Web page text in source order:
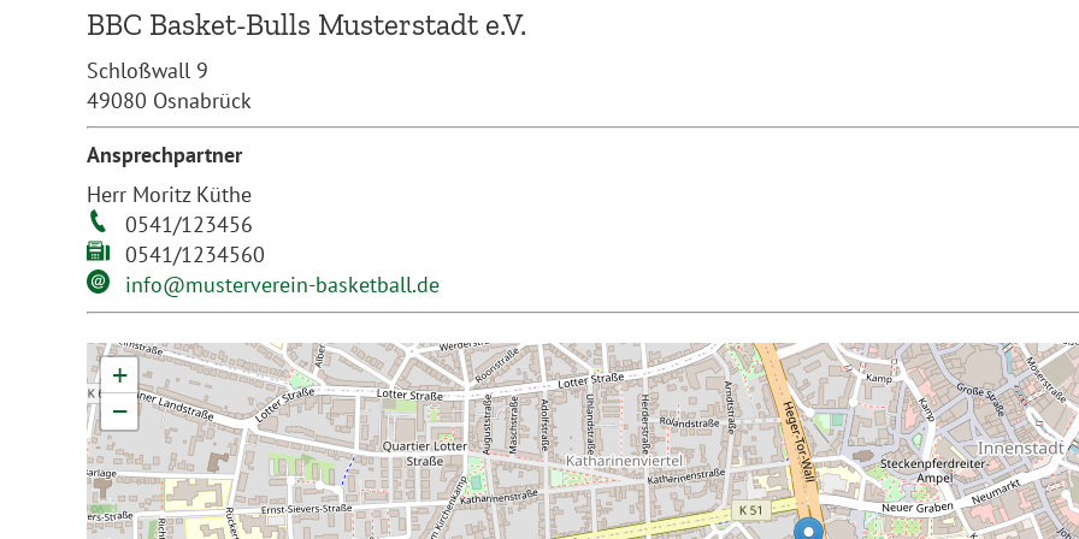
BBC Basket-Bulls Musterstadt e.V.
Schloßwall 9
49080 Osnabrück
Ansprechpartner
Herr Moritz Küthe
0541/123456
0541/1234560
info@musterverein-basketball.de
+
−